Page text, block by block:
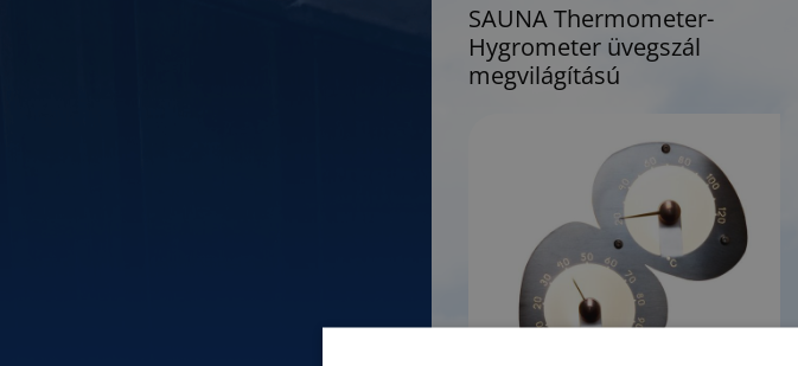
SAUNA Thermometer-
Hygrometer üvegszál
megvilágítású